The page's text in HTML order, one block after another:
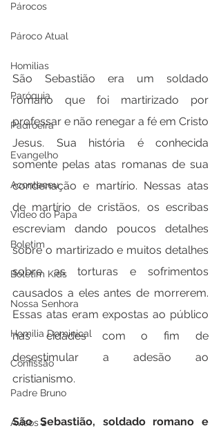
Párocos
Pároco Atual
Homilias
Paróquia
Padroeira
Evangelho
Aconteceu
Video do Papa
Boletim
Boletim Kids
Nossa Senhora
Homilia Dominical
Confissão
Padre Bruno
Avisos 2
São Sebastião era um soldado
romano que foi martirizado por
professar e não renegar a fé em Cristo
Jesus. Sua história é conhecida
somente pelas atas romanas de sua
condenação e martírio. Nessas atas
de martírio de cristãos, os escribas
escreviam dando poucos detalhes
sobre o martirizado e muitos detalhes
sobre as torturas e sofrimentos
causados a eles antes de morrerem.
Essas atas eram expostas ao público
nas cidades com o fim de
desestimular a adesão ao
cristianismo.
São Sebastião, soldado romano e